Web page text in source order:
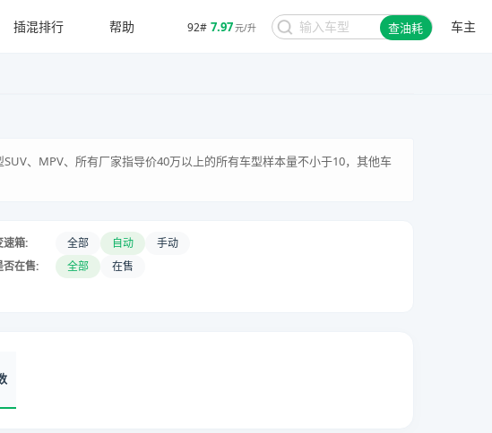
92# 7.97元/升 查油耗 车主
插混排行 帮助
、MPV、所有厂家指导价40万以上的所有车型样本量不小于10，其他车
速箱: 全部 自动
手动
否在售: 全部
在售